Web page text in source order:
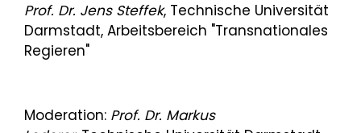
Prof. Dr. Jens Steffek, Technische Universität
Darmstadt, Arbeitsbereich "Transnationales
Regieren"
Moderation: Prof. Dr. Markus